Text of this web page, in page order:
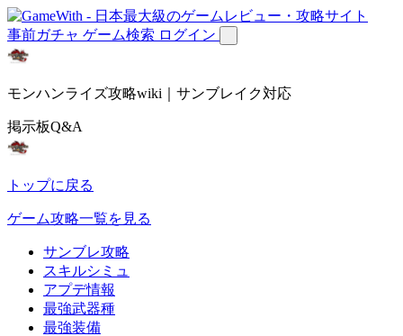
事前ガチャ ゲーム検索 ログイン
モンハンライズ攻略wiki｜サンブレイク対応
掲示板Q&A
トップに戻る
ゲーム攻略一覧を見る
サンブレ攻略
スキルシミュ
アプデ情報
最強武器種
最強装備